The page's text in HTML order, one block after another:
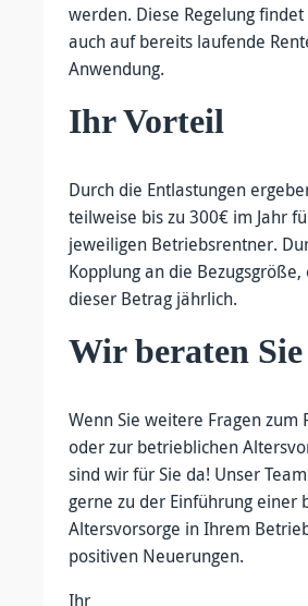
werden. Diese Regelung
auch auf bereits laufende
Anwendung.
Ihr Vorteil
Durch die Entlastungen
teilweise bis zu 300€ im Jahr
jeweiligen Betriebsrentner.
Kopplung an die
dieser Betrag jährlich.
Wir beraten Sie
Wenn Sie weitere Fragen zum
oder zur betrieblichen
sind wir für Sie da! Unser
gerne zu der Einführung einer
Altersvorsorge in Ihrem
positiven Neuerungen.
Ihr